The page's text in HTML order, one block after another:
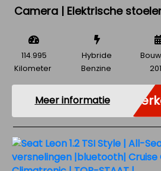
Camera | Elektrische
114.995
Kilometer
Hybride
Benzine
Meer informatie